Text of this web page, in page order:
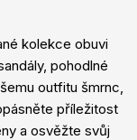
kolekce obuvi
pohodlné
outfitu šmrnc,
příležitost
a osvěžte svůj